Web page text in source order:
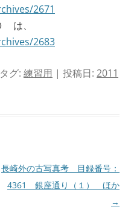
2671
０ は、
2683
グ: 練習用 | 投稿日: 2011
長崎外の古写真考 目録番号：
4361 銀座通り（１） ほか
→